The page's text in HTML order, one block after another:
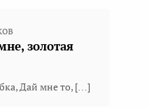
золотая
Дай мне то, […]